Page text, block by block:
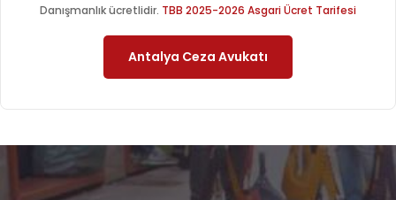
Danışmanlık ücretlidir. TBB 2025-2026 Asgari Ücret Tarifesi
Antalya Ceza Avukatı